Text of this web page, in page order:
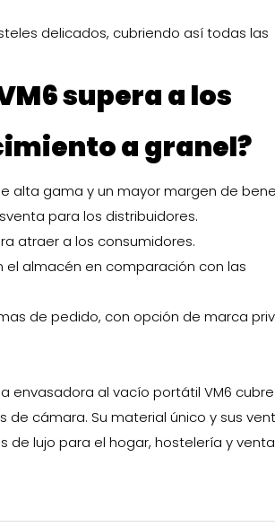
delicados, cubriendo así todas las
supera a los
a granel?
alta gama y un mayor margen de
para los distribuidores.
atraer a los consumidores.
almacén en comparación con las
de pedido, con opción de marca
envasadora al vacío portátil VM6
cámara. Su material único y sus
lujo para el hogar, hostelería y venta